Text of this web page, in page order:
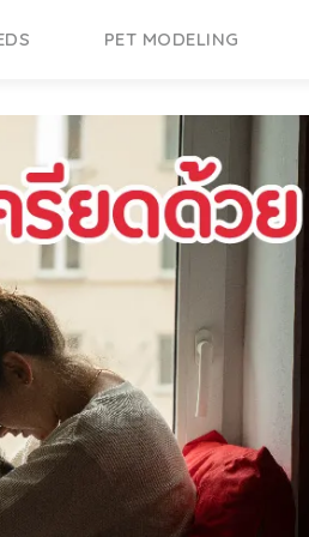
PET MODELING